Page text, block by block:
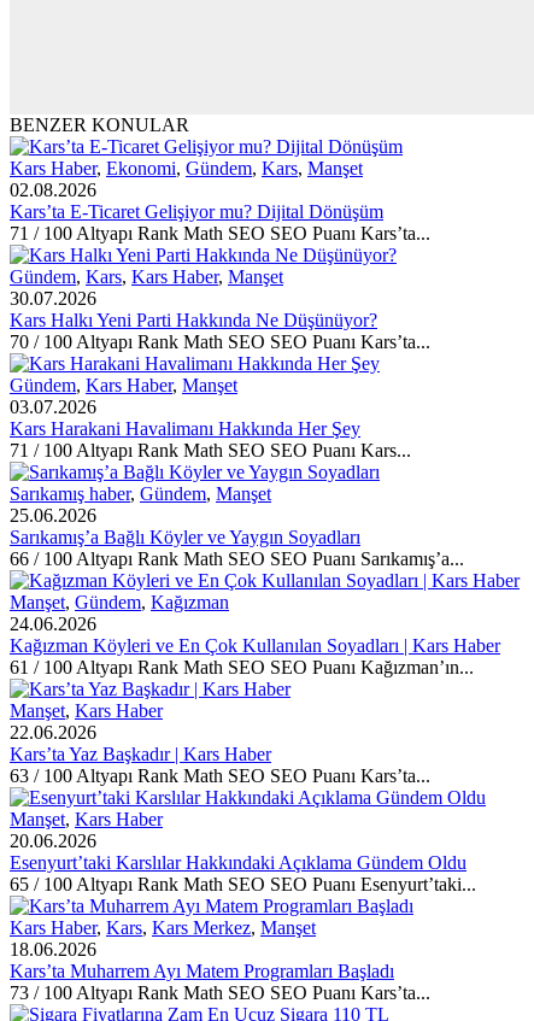
BENZER KONULAR
Kars Haber, Ekonomi, Gündem, Kars, Manşet
02.08.2026
Kars’ta E-Ticaret Gelişiyor mu? Dijital Dönüşüm
71 / 100 Altyapı Rank Math SEO SEO Puanı Kars’ta...
Gündem, Kars, Kars Haber, Manşet
30.07.2026
Kars Halkı Yeni Parti Hakkında Ne Düşünüyor?
70 / 100 Altyapı Rank Math SEO SEO Puanı Kars’ta...
Gündem, Kars Haber, Manşet
03.07.2026
Kars Harakani Havalimanı Hakkında Her Şey
71 / 100 Altyapı Rank Math SEO SEO Puanı Kars...
Sarıkamış haber, Gündem, Manşet
25.06.2026
Sarıkamış’a Bağlı Köyler ve Yaygın Soyadları
66 / 100 Altyapı Rank Math SEO SEO Puanı Sarıkamış’a...
Manşet, Gündem, Kağızman
24.06.2026
Kağızman Köyleri ve En Çok Kullanılan Soyadları | Kars Haber
61 / 100 Altyapı Rank Math SEO SEO Puanı Kağızman’ın...
Manşet, Kars Haber
22.06.2026
Kars’ta Yaz Başkadır | Kars Haber
63 / 100 Altyapı Rank Math SEO SEO Puanı Kars’ta...
Manşet, Kars Haber
20.06.2026
Esenyurt’taki Karslılar Hakkındaki Açıklama Gündem Oldu
65 / 100 Altyapı Rank Math SEO SEO Puanı Esenyurt’taki...
Kars Haber, Kars, Kars Merkez, Manşet
18.06.2026
Kars’ta Muharrem Ayı Matem Programları Başladı
73 / 100 Altyapı Rank Math SEO SEO Puanı Kars’ta...